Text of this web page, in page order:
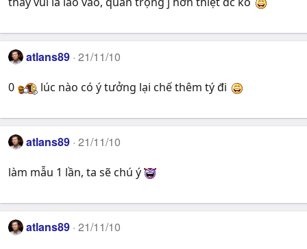
atlans89 21/11/10
0 lúc nào có ý tưởng lại chế thêm tý đi
atlans89 21/11/10
làm mẫu 1 lần, ta sẽ chú ý
atlans89 21/11/10